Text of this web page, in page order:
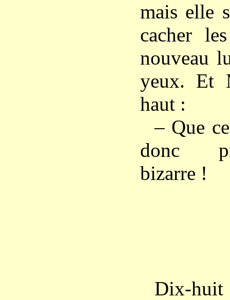
mais elle
cacher
nouveau
yeux. Et
haut :
– Que
donc
bizarre !
Dix-